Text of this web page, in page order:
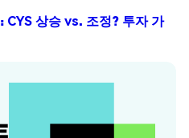
상승 vs. 조정? 투자 가